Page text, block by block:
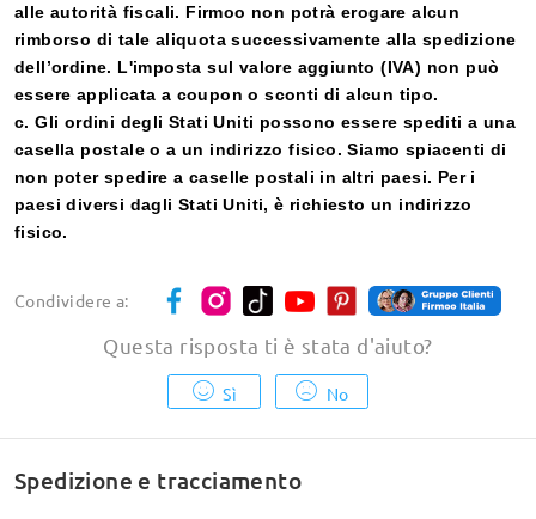
365 giorni di garanzia
Copertura di ogni possibile difetto nei materiali e
nella lavorazione.
Firmoo
Forma della montatura
alle autorità fiscali. Firmoo non potrà erogare alcun
rimborso di tale aliquota successivamente alla spedizione
dell’ordine. L'imposta sul valore aggiunto (IVA) non può
essere applicata a coupon o sconti di alcun tipo.
c. Gli ordini degli Stati Uniti possono essere spediti a una
casella postale o a un indirizzo fisico. Siamo spiacenti di
non poter spedire a caselle postali in altri paesi. Per i
paesi diversi dagli Stati Uniti, è richiesto un indirizzo
fisico.
Condividere a:
Questa risposta ti è stata d'aiuto?
Sì No
Spedizione e tracciamento